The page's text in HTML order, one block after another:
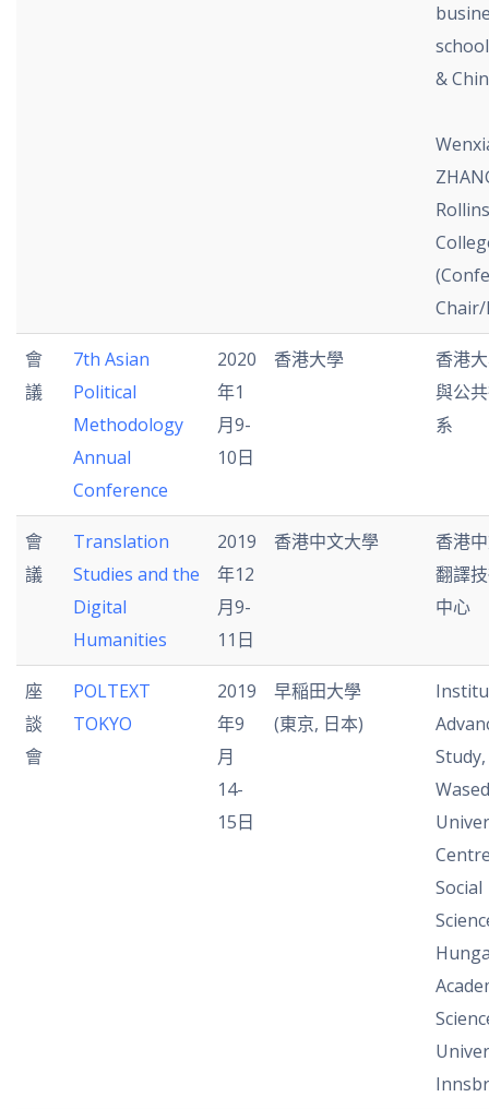
&
Rollins
會
議
7th Asian
Political
Methodology
Annual
Conference
2020
年1
月9-
10日
香港大學
香港
與公
系
會
議
Translation
Studies and the
Digital
Humanities
2019
年12
月9-
11日
香港中文大學
香港
翻譯
中心
座
談
會
POLTEXT
TOKYO
2019
年9
月
14-
15日
早稲田大學
(東京, 日本)
Study,
Social